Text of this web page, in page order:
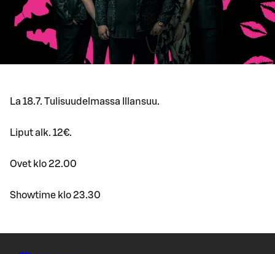
La 18.7. Tulisuudelmassa Illansuu.
Liput alk. 12€.
Ovet klo 22.00
Showtime klo 23.30